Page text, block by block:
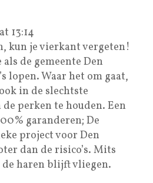
13:14
kun je vierkant vergeten!
de gemeente Den
lopen. Waar het om gaat,
in de slechtste
perken te houden. Een
garanderen; De
project voor Den
dan de risico’s. Mits
haren blijft vliegen.